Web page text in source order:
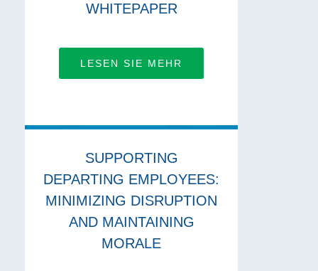
WHITEPAPER
LESEN SIE MEHR
SUPPORTING
DEPARTING EMPLOYEES:
MINIMIZING DISRUPTION
AND MAINTAINING
MORALE